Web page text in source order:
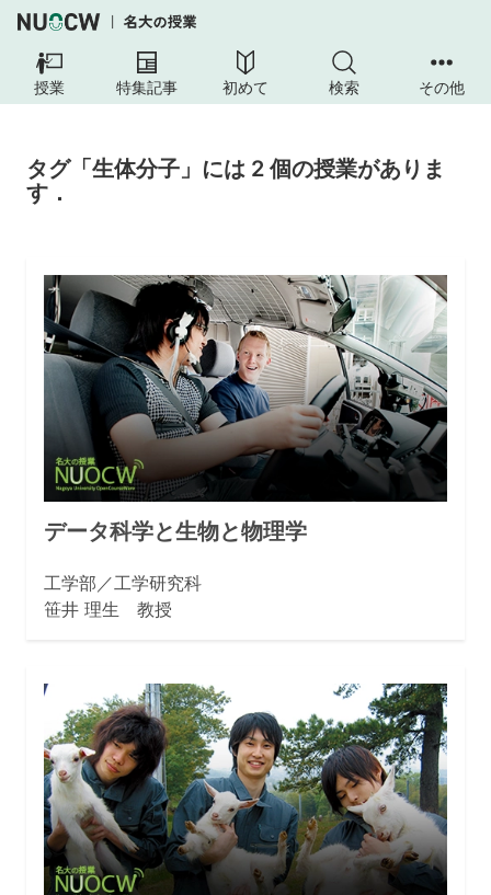
授業 特集記事 初めて 検索 その他
タグ「生体分子」には 2 個の授業がありま
す．
データ科学と生物と物理学
工学部／工学研究科
笹井 理生 教授